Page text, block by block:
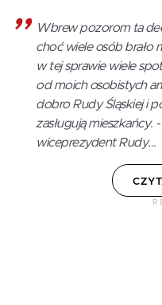
Wbrew pozorom ta
choć wiele osób brało
w tej sprawie wiele
od moich osobistych
dobro Rudy Śląskiej i
zasługują mieszkańcy.
wiceprezydent Rudy...